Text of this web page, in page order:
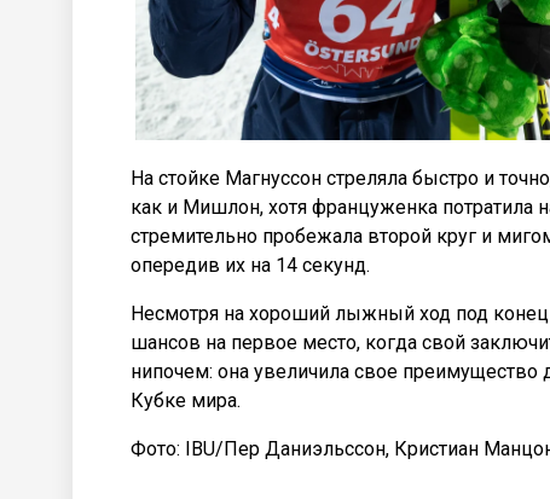
На стойке Магнуссон стреляла быстро и
как и Мишлон, хотя француженка потратила
стремительно пробежала второй круг и
опередив их на 14 секунд.
Несмотря на хороший лыжный ход под конец
шансов на первое место, когда свой
нипочем: она увеличила свое
Кубке мира.
Фото: IBU/Пер Даниэльссон, Кристиан